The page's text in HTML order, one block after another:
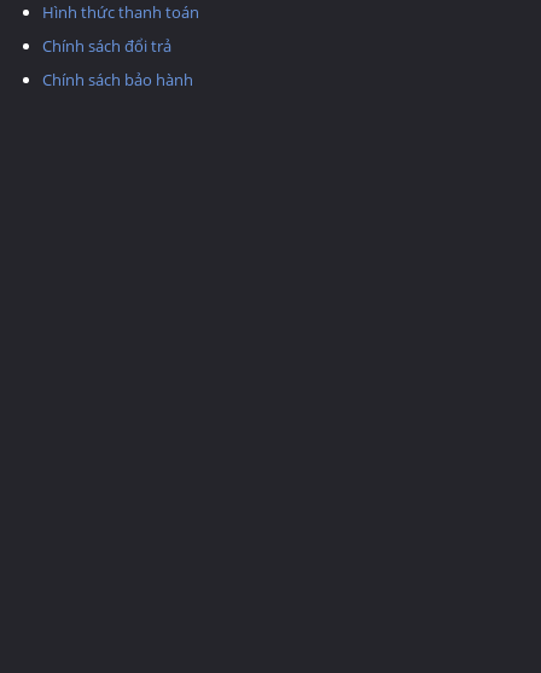
Hình thức thanh toán
Chính sách đổi trả
Chính sách bảo hành